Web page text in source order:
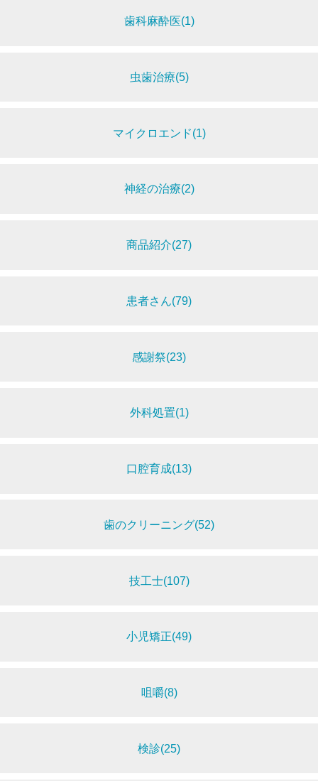
歯科麻酔医(1)
虫歯治療(5)
マイクロエンド(1)
神経の治療(2)
商品紹介(27)
患者さん(79)
感謝祭(23)
外科処置(1)
口腔育成(13)
歯のクリーニング(52)
技工士(107)
小児矯正(49)
咀嚼(8)
検診(25)